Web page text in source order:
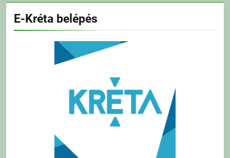
E-Kréta belépés